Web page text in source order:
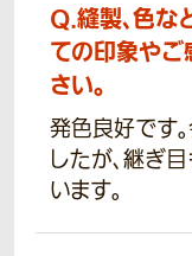
Q.縫製、色
ての印象やご
さい。
発色良好です
したが、継ぎ
います。